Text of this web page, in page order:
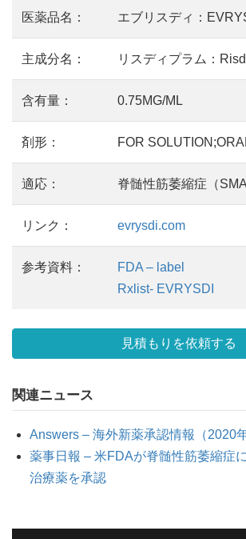
医薬品名： エブリスディ：
主成分名： リスディプラム：
含有量： 0.75MG/ML
剤形： FOR
適応： 脊髄性筋萎縮症（SMA
リンク： evrysdi.com
参考資料：
FDA – label
Rxlist- EVRYSDI
見積もりを依頼する
関連ニュース
Answers – 海外新薬承認情報（2020
薬事日報 – 米FDAが脊髄性筋萎縮症
治療薬を承認